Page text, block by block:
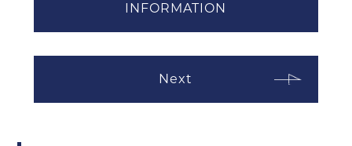
INFORMATION
Next